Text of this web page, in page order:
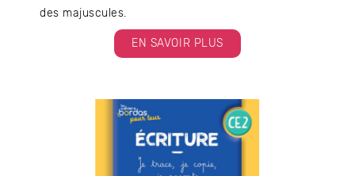
des majuscules.
EN SAVOIR PLUS